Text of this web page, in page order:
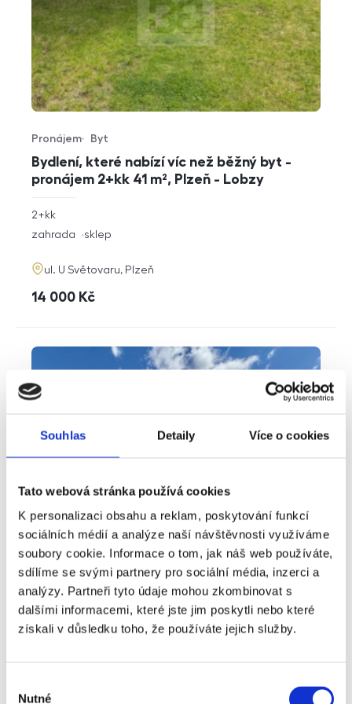
Souhlas Detaily Více o cookies
Tato webová stránka používá cookies
K personalizaci obsahu a reklam, poskytování funkcí
sociálních médií a analýze naší návštěvnosti využíváme
soubory cookie. Informace o tom, jak náš web používáte,
sdílíme se svými partnery pro sociální média, inzerci a
analýzy. Partneři tyto údaje mohou zkombinovat s
dalšími informacemi, které jste jim poskytli nebo které
získali v důsledku toho, že používáte jejich služby.
Nutné
Bydlení, které nabízí víc než běžný byt -
pronájem 2+kk 41 m², Plzeň - Lobzy
Typ nabídky
Pronájem
Typ nemovitosti
Byt
rozměry
2+kk
funkce
zahrada sklep
adresa
ul. U Světovaru, Plzeň
cena
14 000 Kč
Prodej rodinné domy, 181 m² - Unhošť
Typ nabídky
Prodej
Typ nemovitosti
Dům
Virtuální prohlídka
360° video